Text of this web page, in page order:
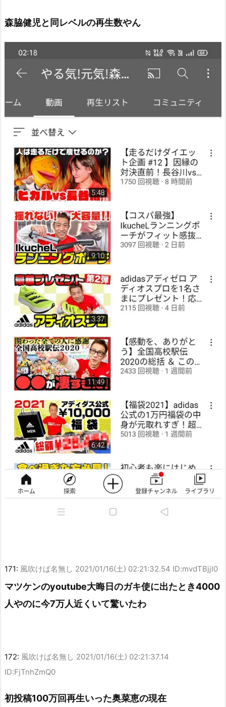
森脇健児と同レベルの再生数やん
171: 風吹けば名無し 2021/01/16(土) 02:21:32.54 ID:mvdTBjjI0
マツケンのyoutube大晦日のガキ使に出たとき4000
人やのに今7万人近くいて驚いたわ
172: 風吹けば名無し 2021/01/16(土) 02:21:37.14
ID:FjTnhZmQ0
初投稿100万回再生いった奥菜恵の現在